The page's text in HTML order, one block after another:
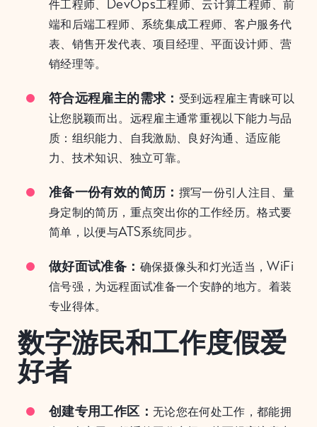
件工程师、DevOps工程师、云计算工程师、前
端和后端工程师、系统集成工程师、客户服务代
表、销售开发代表、项目经理、平面设计师、营
销经理等。
符合远程雇主的需求： 受到远程雇主青睐可以
让您脱颖而出。远程雇主通常重视以下能力与品
质：组织能力、自我激励、良好沟通、适应能
力、技术知识、独立可靠。
准备一份有效的简历： 撰写一份引人注目、量
身定制的简历，重点突出你的工作经历。格式要
简单，以便与ATS系统同步。
做好面试准备： 确保摄像头和灯光适当，WiFi
信号强，为远程面试准备一个安静的地方。着装
专业得体。
数字游民和工作度假爱
好者
创建专用工作区： 无论您在何处工作，都能拥